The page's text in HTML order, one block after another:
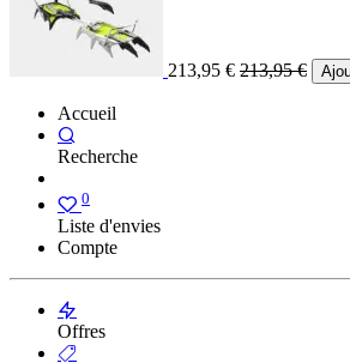
213,95 € 213,95€
Accueil
Recherche
0
Liste d'envies
Compte
Offres